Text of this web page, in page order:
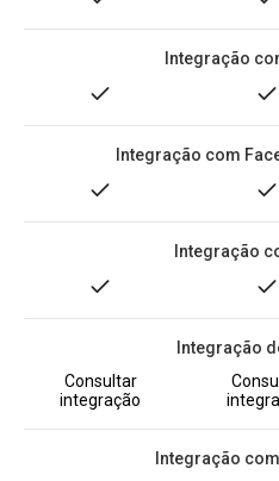
Integração
Integração com
Integração
Integração
Consultar
integração
Integração